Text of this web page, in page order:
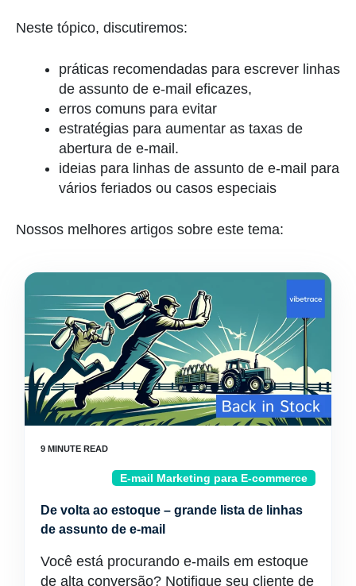
Neste tópico, discutiremos:
práticas recomendadas para escrever linhas
de assunto de e-mail eficazes,
erros comuns para evitar
estratégias para aumentar as taxas de
abertura de e-mail.
ideias para linhas de assunto de e-mail para
vários feriados ou casos especiais
Nossos melhores artigos sobre este tema:
E-mail Marketing para E-commerce
De volta ao estoque – grande lista de linhas
de assunto de e-mail
Você está procurando e-mails em estoque
de alta conversão? Notifique seu cliente de